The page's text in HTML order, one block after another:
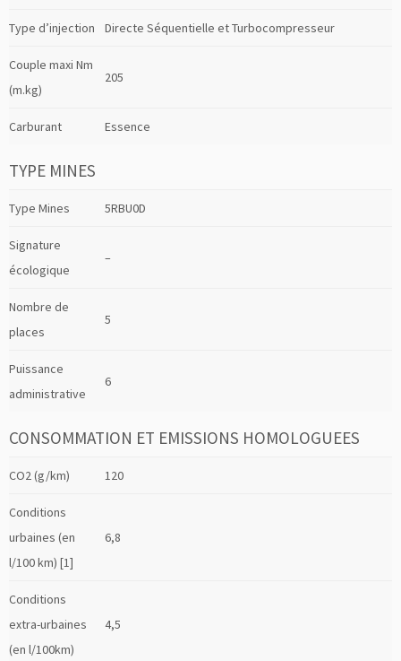
Type d’injection Directe Séquentielle et Turbocompresseur
Couple maxi Nm
(m.kg)
205
Carburant Essence
TYPE MINES
Type Mines 5RBU0D
Signature
écologique
–
Nombre de
places
5
Puissance
administrative
6
CONSOMMATION ET EMISSIONS HOMOLOGUEES
CO2 (g/km) 120
Conditions
urbaines (en
l/100 km) [1]
6,8
Conditions
extra-urbaines
(en l/100km)
4,5